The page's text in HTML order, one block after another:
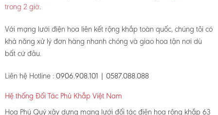
trong 2 giờ.
Với mạng lưới điện hoa liên kết rộng khắp toàn quốc, chúng tôi có
khả năng xử lý đơn hàng nhanh chóng và giao hoa tận nơi dù
bất cứ đâu.
Liên hệ Hotline : 0906.908.101 | 0587.088.088
Hệ thống Đối Tác Phủ Khắp Việt Nam
Hoa Phú Quý xây dựng mạng lưới đối tác điện hoa rộng khắp 63